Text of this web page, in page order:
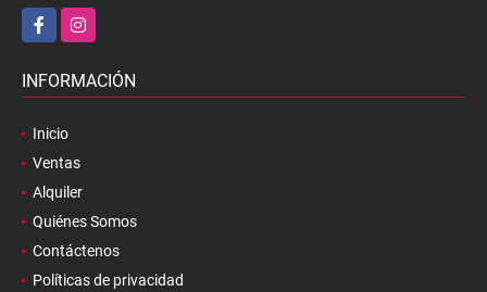
FacebookInstagram
INFORMACIÓN
Inicio
Ventas
Alquiler
Quiénes Somos
Contáctenos
Políticas de privacidad